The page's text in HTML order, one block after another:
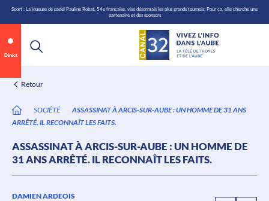
Aller
au
contenu
Sport : La joueuse de padel Pauline Robat, 54e française, vise désormais les plus grands tournois; Pour ça, elle cherche une
partenaire et des sponsors
Direct
Retour
SOCIÉTÉ
ASSASSINAT À ARCIS-SUR-AUBE : UN HOMME DE 31 ANS
ARRÊTÉ. IL RECONNAÎT LES FAITS.
ASSASSINAT À ARCIS-SUR-AUBE : UN HOMME DE
31 ANS ARRÊTÉ. IL RECONNAÎT LES FAITS.
DAMIEN ARDEOIS